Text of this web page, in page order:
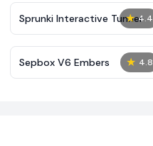
★ 4.4
Sprunki Interactive Tunner
★ 4.8
Sepbox V6 Embers